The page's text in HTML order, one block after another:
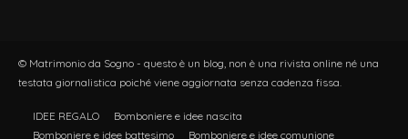
© Matrimonio da Sogno - questo è un blog, non è una rivista online né una
testata giornalistica poiché viene aggiornata senza cadenza fissa.
IDEE REGALO
Bomboniere e idee nascita
Bomboniere e idee battesimo
Bomboniere e idee comunione